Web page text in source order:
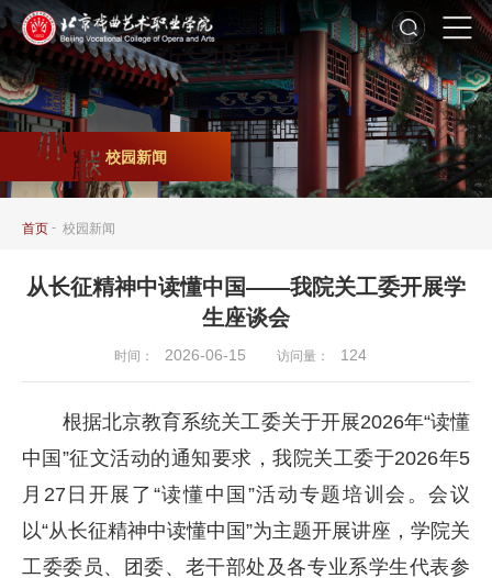
校园新闻
首页 - 校园新闻
从长征精神中读懂中国——我院关工委开展学
生座谈会
时间： 2026-06-15 访问量： 124
根据北京教育系统关工委关于开展2026年“读懂
中国”征文活动的通知要求，我院关工委于2026年5
月27日开展了“读懂中国”活动专题培训会。会议
以“从长征精神中读懂中国”为主题开展讲座，学院关
工委委员、团委、老干部处及各专业系学生代表参